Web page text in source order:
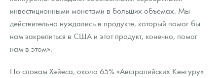
инвестиционными монетами в больших объемах. Мы
действительно нуждались в продукте, который помог бы
нам закрепиться в США и этот продукт, конечно, помог
нам в этом».
По словам Хэйеса, около 65% «Австралийских Кенгуру»